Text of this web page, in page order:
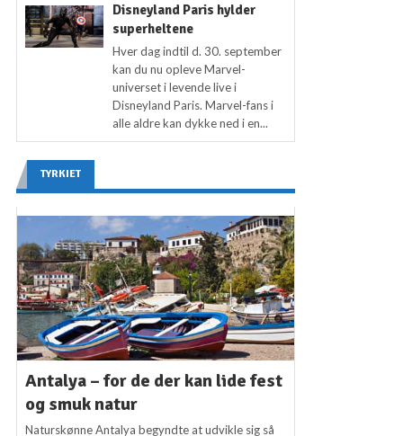
Disneyland Paris hylder
superheltene
Hver dag indtil d. 30. september
kan du nu opleve Marvel-
universet i levende live i
Disneyland Paris. Marvel-fans i
alle aldre kan dykke ned i en...
TYRKIET
Antalya – for de der kan lide fest
og smuk natur
Naturskønne Antalya begyndte at udvikle sig så